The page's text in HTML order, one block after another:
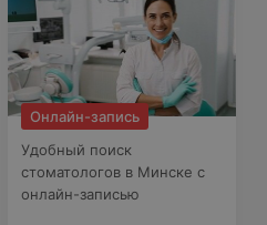
Онлайн-запись
Удобный поиск
стоматологов в Минске с
онлайн-записью